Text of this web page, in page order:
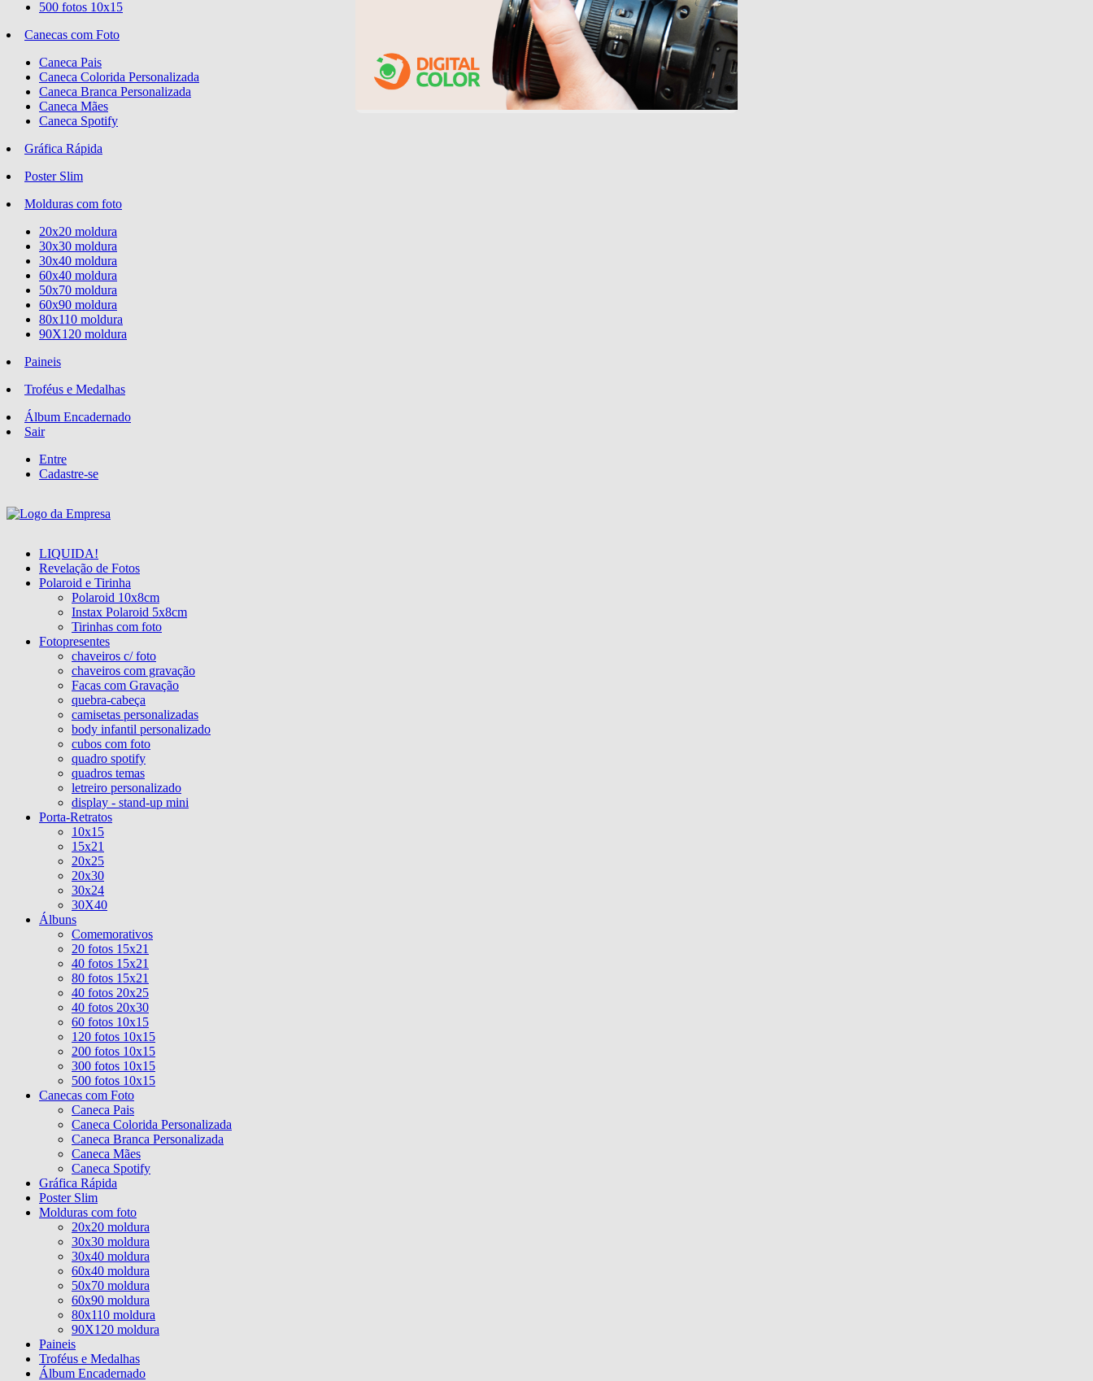
500 fotos 10x15
Canecas com Foto
Caneca Pais
Caneca Colorida Personalizada
Caneca Branca Personalizada
Caneca Mães
Caneca Spotify
Gráfica Rápida
Poster Slim
Molduras com foto
20x20 moldura
30x30 moldura
30x40 moldura
60x40 moldura
50x70 moldura
60x90 moldura
80x110 moldura
90X120 moldura
Paineis
Troféus e Medalhas
Álbum Encadernado
Sair
Entre
Cadastre-se
LIQUIDA!
Revelação de Fotos
Polaroid e Tirinha
Polaroid 10x8cm
Instax Polaroid 5x8cm
Tirinhas com foto
Fotopresentes
chaveiros c/ foto
chaveiros com gravação
Facas com Gravação
quebra-cabeça
camisetas personalizadas
body infantil personalizado
cubos com foto
quadro spotify
quadros temas
letreiro personalizado
display - stand-up mini
Porta-Retratos
10x15
15x21
20x25
20x30
30x24
30X40
Álbuns
Comemorativos
20 fotos 15x21
40 fotos 15x21
80 fotos 15x21
40 fotos 20x25
40 fotos 20x30
60 fotos 10x15
120 fotos 10x15
200 fotos 10x15
300 fotos 10x15
500 fotos 10x15
Canecas com Foto
Caneca Pais
Caneca Colorida Personalizada
Caneca Branca Personalizada
Caneca Mães
Caneca Spotify
Gráfica Rápida
Poster Slim
Molduras com foto
20x20 moldura
30x30 moldura
30x40 moldura
60x40 moldura
50x70 moldura
60x90 moldura
80x110 moldura
90X120 moldura
Paineis
Troféus e Medalhas
Álbum Encadernado